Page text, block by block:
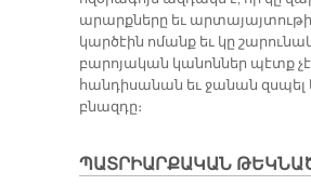
արարքները եւ
կարծէին ոմանք եւ կը
բարոյական կանոններ պէտք
հանդիսանան եւ ջանան զսպել
բնազդը։
ՊԱՏՐԻԱՐՔԱԿԱՆ